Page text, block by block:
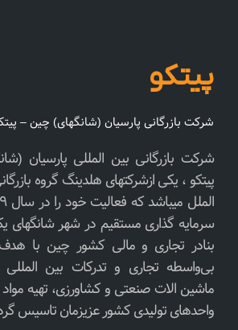
پیتکو
شرکت بازرگانی پارسیان (شانگهای) چین –
شرکت بازرگانی بین المللی پارسیان
پیتکو ، یکی ازشرکتهای هلدینگ گروه
سرمایه گذاری مستقیم در شهر شانگهای
بنادر تجاری و مالی کشور چین با
بی‌واسطه تجاری و تدرکات بین المللی
ماشین الات صنعتی و کشاورزی، تهیه مواد
واحدهای تولیدی کشور عزیزمان تاسیس